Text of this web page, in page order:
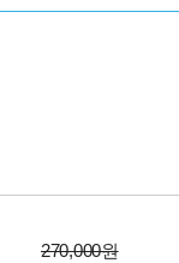
270,000원